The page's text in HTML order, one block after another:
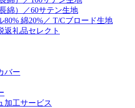
綿）／60サテン生地
80% 綿20%／ T/Cブロード生地
返礼品セレクト
バー
加工サービス